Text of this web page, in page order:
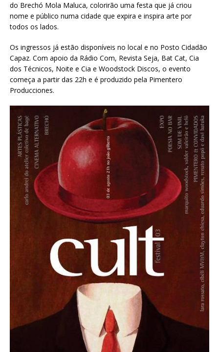
do Brechó Mola Maluca, colorirão uma festa que já criou
nome e público numa cidade que expira e inspira arte por
todos os lados.
Os ingressos já estão disponíveis no local e no Posto Cidadão
Capaz. Com apoio da Rádio Com, Revista Seja, Bat Cat, Cia
dos Técnicos, Noite e Cia e Woodstock Discos, o evento
começa a partir das 22h e é produzido pela Pimentero
Producciones.